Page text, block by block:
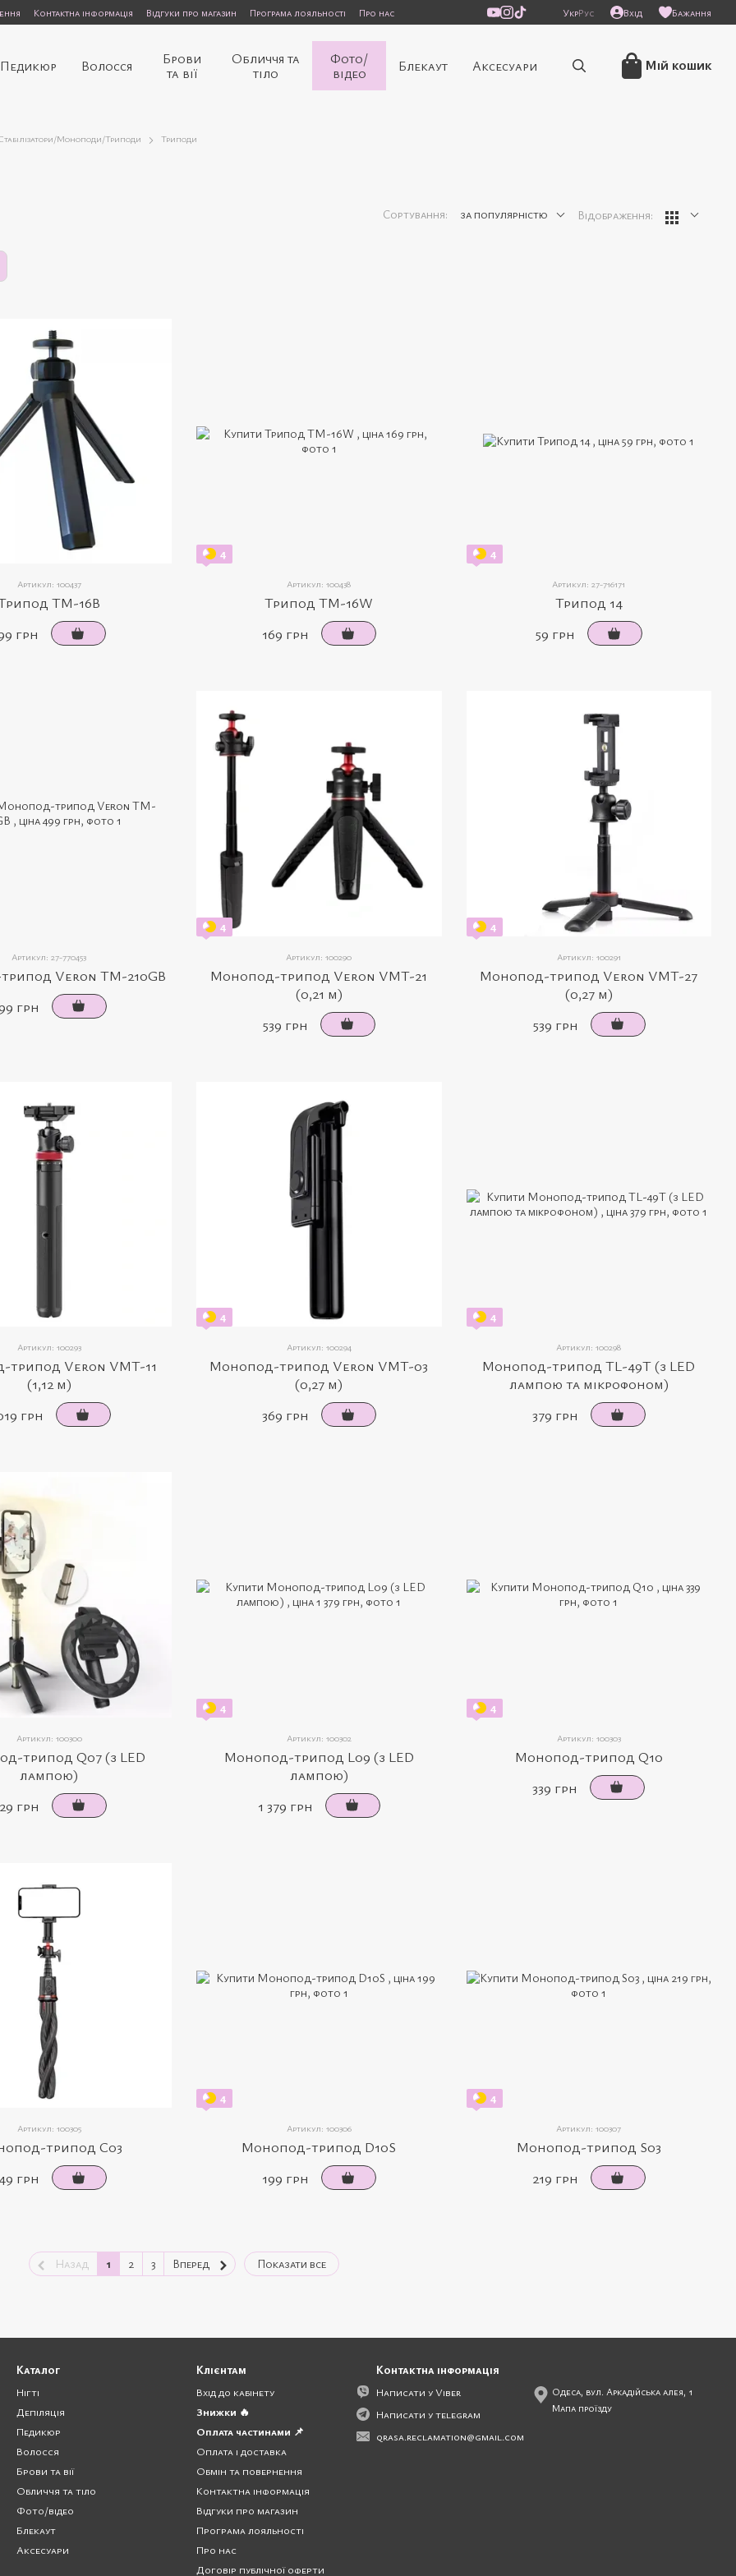
Контактна інформація Відгуки про магазин Програма лояльності Про нас УкрРус Вхід Бажання
Педикюр Волосся
Брови
та вії
Обличчя та
тіло
Фото/
відео
Блекаут Аксесуари Мій кошик
Моноподи/Триподи Триподи
Сортування: за популярністю Відображення:
Артикул: 100437
TM-16B
грн
4
Артикул: 100438
Трипод TM-16W
169 грн
4
Артикул: 27-716171
Трипод 14
59 грн
Артикул: 27-770453
Veron TM-210GB
грн
4
Артикул: 100290
Монопод-трипод Veron VMT-21
(0,21 м)
539 грн
4
Артикул: 100291
Монопод-трипод Veron VMT-27
(0,27 м)
539 грн
Артикул: 100293
Veron VMT-11
(1,12 м)
грн
4
Артикул: 100294
Монопод-трипод Veron VMT-03
(0,27 м)
369 грн
4
Артикул: 100298
Монопод-трипод TL-49T (з LED
лампою та мікрофоном)
379 грн
Артикул: 100300
трипод Q07 (з LED
лампою)
грн
4
Артикул: 100302
Монопод-трипод L09 (з LED
лампою)
1 379 грн
4
Артикул: 100303
Монопод-трипод Q10
339 грн
Артикул: 100305
трипод C03
грн
4
Артикул: 100306
Монопод-трипод D10S
199 грн
4
Артикул: 100307
Монопод-трипод S03
219 грн
Назад 1 2 3 Вперед Показати все
Каталог
Нігті
Депіляція
Педикюр
Волосся
Брови та вії
Обличчя та тіло
Фото/відео
Блекаут
Аксесуари
Клієнтам
Вхід до кабінету
Знижки 🔥
Оплата частинами 📌
Оплата і доставка
Обмін та повернення
Контактна інформація
Відгуки про магазин
Програма лояльності
Про нас
Договір публічної оферти
Контактна інформація
Написати у Viber
Написати у telegram
qrasa.reclamation@gmail.com
Одеса, вул. Аркадійська алея, 1
Мапа проїзду